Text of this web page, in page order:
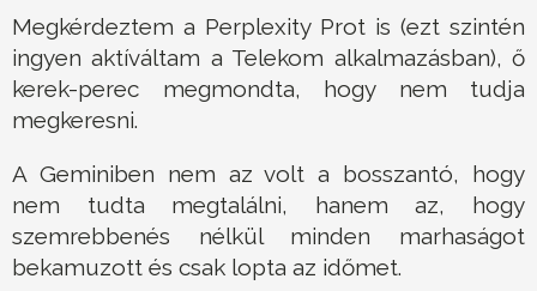
Megkérdeztem a Perplexity Prot is (ezt szintén
ingyen aktíváltam a Telekom alkalmazásban), ő
kerek-perec megmondta, hogy nem tudja
megkeresni.
A Geminiben nem az volt a bosszantó, hogy
nem tudta megtalálni, hanem az, hogy
szemrebbenés nélkül minden marhaságot
bekamuzott és csak lopta az időmet.